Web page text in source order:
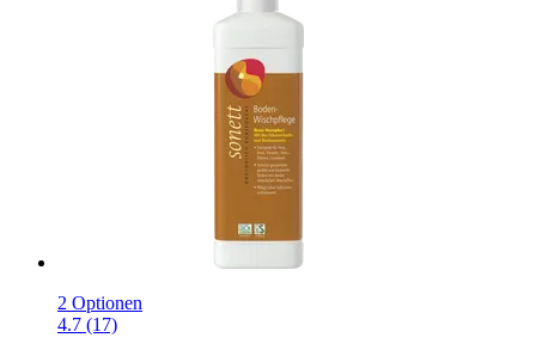
2 Optionen
4.7 (17)